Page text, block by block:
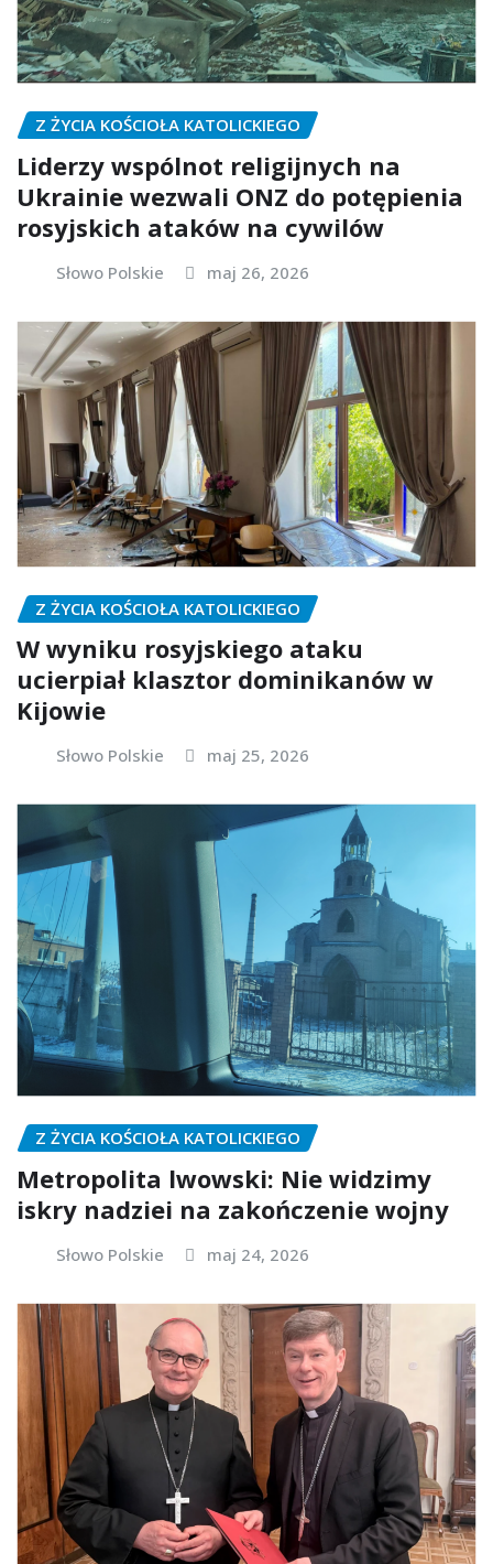
Z ŻYCIA KOŚCIOŁA KATOLICKIEGO
Liderzy wspólnot religijnych na
Ukrainie wezwali ONZ do potępienia
rosyjskich ataków na cywilów
Słowo Polskie maj 26, 2026
Z ŻYCIA KOŚCIOŁA KATOLICKIEGO
W wyniku rosyjskiego ataku
ucierpiał klasztor dominikanów w
Kijowie
Słowo Polskie maj 25, 2026
Z ŻYCIA KOŚCIOŁA KATOLICKIEGO
Metropolita lwowski: Nie widzimy
iskry nadziei na zakończenie wojny
Słowo Polskie maj 24, 2026